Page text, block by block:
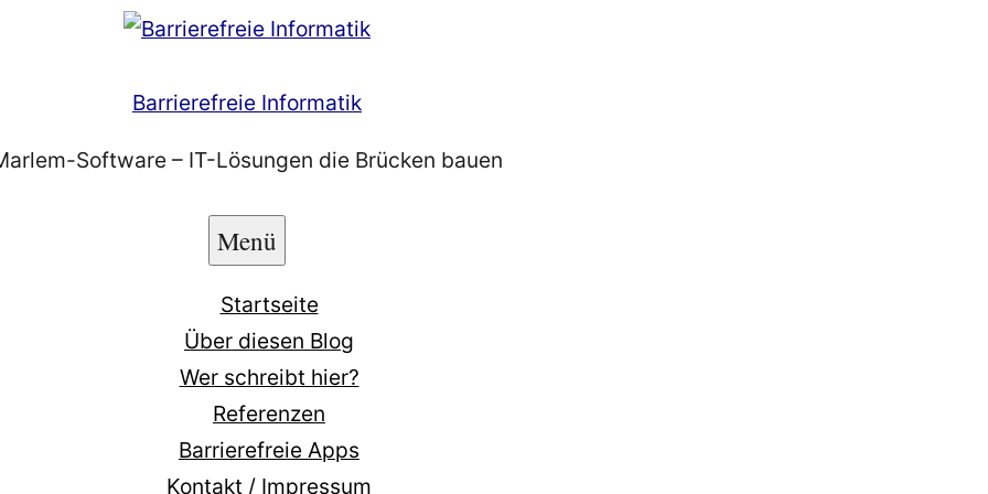
Barrierefreie Informatik
Software – IT-Lösungen die Brücken bauen
Menü
Startseite
Über diesen Blog
Wer schreibt hier?
Referenzen
Barrierefreie Apps
Kontakt / Impressum